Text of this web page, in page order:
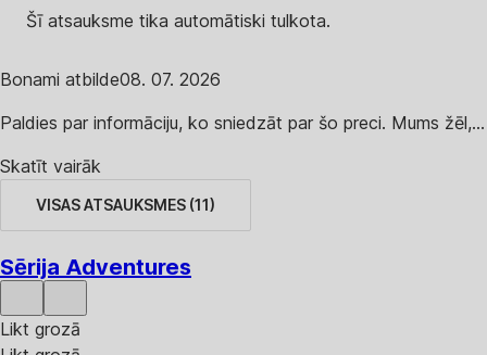
Šī atsauksme tika automātiski tulkota.
Bonami atbilde08. 07. 2026
Paldies par informāciju, ko sniedzāt par šo preci. Mums žēl,...
Skatīt vairāk
VISAS ATSAUKSMES (11)
Sērija Adventures
Likt grozā